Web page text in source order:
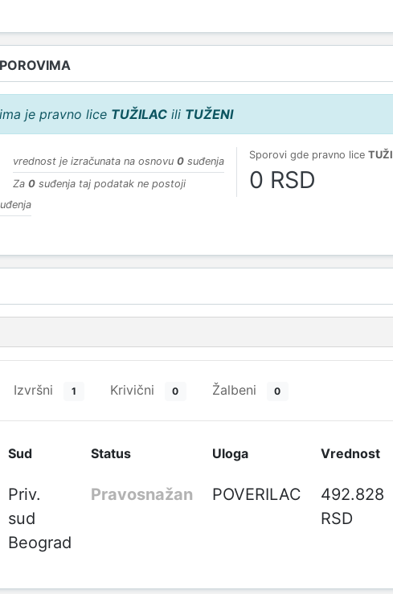
je pravno lice TUŽILAC ili TUŽENI
vrednost je izračunata na osnovu 0 suđenja
Za 0 suđenja taj podatak ne postoji
Sporovi gde pravno lice TUŽI
0 RSD
Izvršni 1 Krivični 0 Žalbeni 0
Sud Status Uloga Vrednost
Priv.
sud
Beograd
Pravosnažan POVERILAC
492.828
RSD